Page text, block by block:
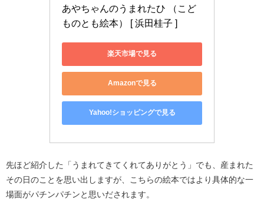
あやちゃんのうまれたひ （こど
ものとも絵本） [ 浜田桂子 ]
楽天市場で見る
Amazonで見る
Yahoo!ショッピングで見る
先ほど紹介した「うまれてきてくれてありがとう」でも、産まれた
その日のことを思い出しますが、こちらの絵本ではより具体的な一
場面がパチンパチンと思いだされます。